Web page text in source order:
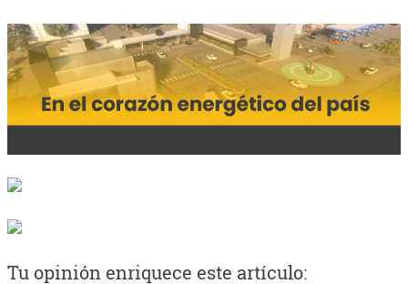
Tu opinión enriquece este artículo: